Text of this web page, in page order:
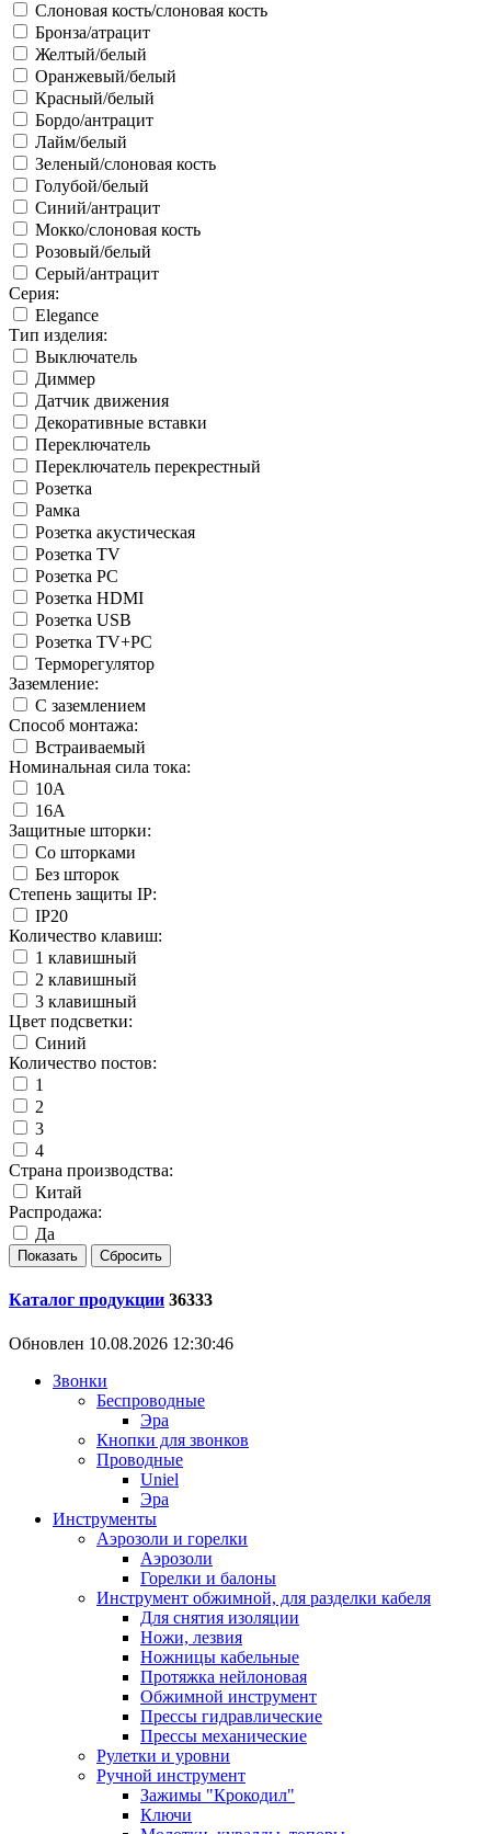
Слоновая кость/слоновая кость
Бронза/атрацит
Желтый/белый
Оранжевый/белый
Красный/белый
Бордо/антрацит
Лайм/белый
Зеленый/слоновая кость
Голубой/белый
Синий/антрацит
Мокко/слоновая кость
Розовый/белый
Серый/антрацит
Серия:
Elegance
Тип изделия:
Выключатель
Диммер
Датчик движения
Декоративные вставки
Переключатель
Переключатель перекрестный
Розетка
Рамка
Розетка акустическая
Розетка TV
Розетка PC
Розетка HDMI
Розетка USB
Розетка TV+PC
Терморегулятор
Заземление:
С заземлением
Способ монтажа:
Встраиваемый
Номинальная сила тока:
10А
16А
Защитные шторки:
Со шторками
Без шторок
Степень защиты IP:
IP20
Количество клавиш:
1 клавишный
2 клавишный
3 клавишный
Цвет подсветки:
Синий
Количество постов:
1
2
3
4
Страна производства:
Китай
Распродажа:
Да
Каталог продукции 36333
Обновлен 10.08.2026 12:30:46
Звонки
Беспроводные
Эра
Кнопки для звонков
Проводные
Uniel
Эра
Инструменты
Аэрозоли и горелки
Аэрозоли
Горелки и балоны
Инструмент обжимной, для разделки кабеля
Для снятия изоляции
Ножи, лезвия
Ножницы кабельные
Протяжка нейлоновая
Обжимной инструмент
Прессы гидравлические
Прессы механические
Рулетки и уровни
Ручной инструмент
Зажимы "Крокодил"
Ключи